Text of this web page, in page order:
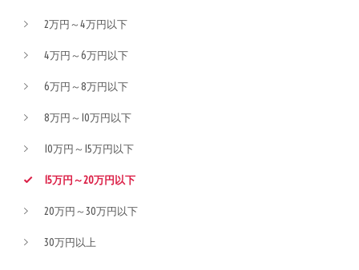
2万円～4万円以下
4万円～6万円以下
6万円～8万円以下
8万円～10万円以下
10万円～15万円以下
15万円～20万円以下
20万円～30万円以下
30万円以上